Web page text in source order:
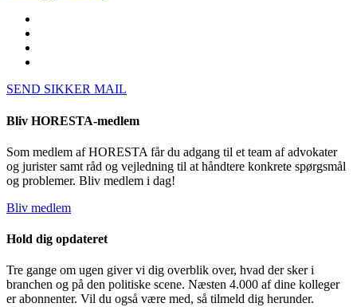
SEND SIKKER MAIL
Bliv HORESTA-medlem
Som medlem af HORESTA får du adgang til et team af advokater
og jurister samt råd og vejledning til at håndtere konkrete spørgsmål
og problemer. Bliv medlem i dag!
Bliv medlem
Hold dig opdateret
Tre gange om ugen giver vi dig overblik over, hvad der sker i
branchen og på den politiske scene. Næsten 4.000 af dine kolleger
er abonnenter. Vil du også være med, så tilmeld dig herunder.